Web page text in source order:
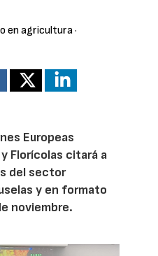
en agricultura·
Europeas
Florícolas citará a
del sector
y en formato
noviembre.